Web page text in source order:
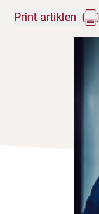
Print artiklen